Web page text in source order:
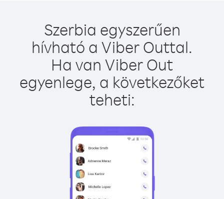
Szerbia egyszerűen
hívható a Viber Outtal.
Ha van Viber Out
egyenlege, a következőket
teheti: